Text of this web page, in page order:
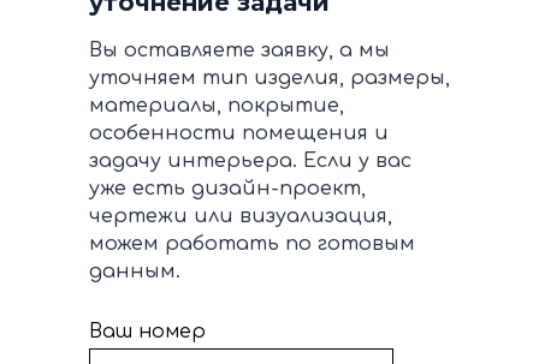
Вы оставляете заявку, а мы
уточняем тип изделия, размеры,
материалы, покрытие,
особенности помещения и
задачу интерьера. Если у вас
уже есть дизайн-проект,
чертежи или визуализация,
можем работать по готовым
данным.
Ваш номер